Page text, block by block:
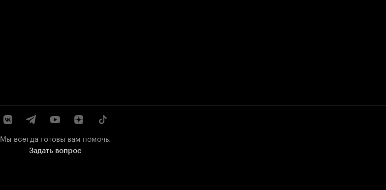
Мы всегда готовы вам помочь.
Задать вопрос